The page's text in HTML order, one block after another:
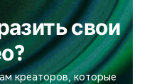
свои
креаторов, которые